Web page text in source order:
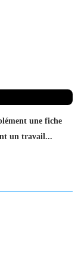
une fiche
un travail...